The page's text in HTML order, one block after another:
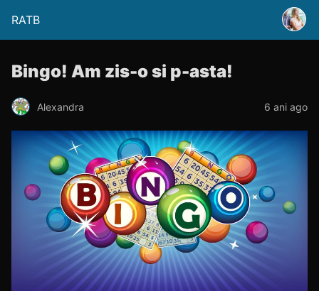
RATB
Bingo! Am zis-o si p-asta!
Alexandra 6 ani ago